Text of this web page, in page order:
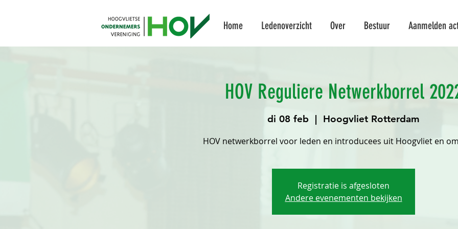
Home Ledenoverzicht Over Bestuur Aanmelden
HOV Reguliere Netwerkborrel
di 08 feb
  |
Hoogvliet Rotterdam
HOV netwerkborrel voor leden en introducees uit Hoogvliet en
Registratie is afgesloten
Andere evenementen bekijken